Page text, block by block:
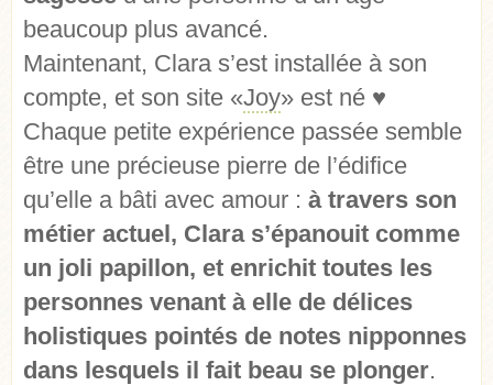
beaucoup plus avancé.
Maintenant, Clara s’est installée à son
compte, et son site «Joy» est né ♥
Chaque petite expérience passée semble
être une précieuse pierre de l’édifice
qu’elle a bâti avec amour : à travers son
métier actuel, Clara s’épanouit comme
un joli papillon, et enrichit toutes les
personnes venant à elle de délices
holistiques pointés de notes nipponnes
dans lesquels il fait beau se plonger.